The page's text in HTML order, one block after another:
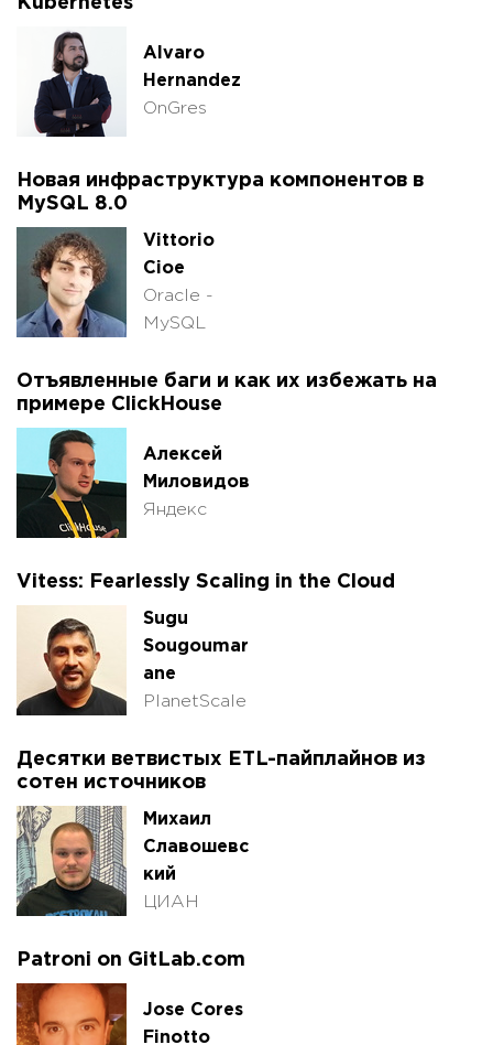
Alvaro
Hernandez
OnGres
Новая инфраструктура компонентов в
MySQL 8.0
Vittorio
Cioe
Oracle -
MySQL
Отъявленные баги и как их избежать на
примере ClickHouse
Алексей
Миловидов
Яндекс
Vitess: Fearlessly Scaling in the Cloud
Sugu
Sougoumar
ane
PlanetScale
Десятки ветвистых ETL-пайплайнов из
сотен источников
Михаил
Славошевс
кий
ЦИАН
Patroni on GitLab.com
Jose Cores
Finotto